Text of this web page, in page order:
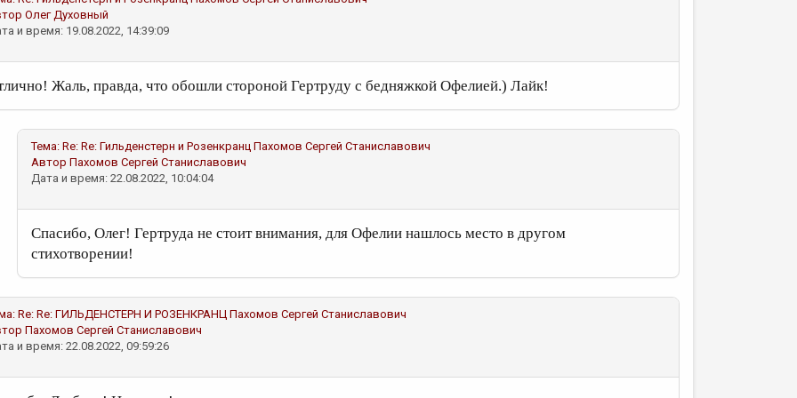
Олег Духовный
и время: 19.08.2022, 14:39:09
Жаль, правда, что обошли стороной Гертруду с бедняжкой Офелией.) Лайк!
Тема: Re: Re: Гильденстерн и Розенкранц Пахомов Сергей Станиславович
Автор Пахомов Сергей Станиславович
Дата и время: 22.08.2022, 10:04:04
Спасибо, Олег! Гертруда не стоит внимания, для Офелии нашлось место в другом
стихотворении!
Re: Re: ГИЛЬДЕНСТЕРН И РОЗЕНКРАНЦ Пахомов Сергей Станиславович
Пахомов Сергей Станиславович
и время: 22.08.2022, 09:59:26